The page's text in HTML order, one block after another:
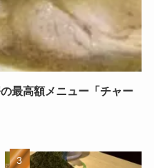
最高額メニュー「チャー